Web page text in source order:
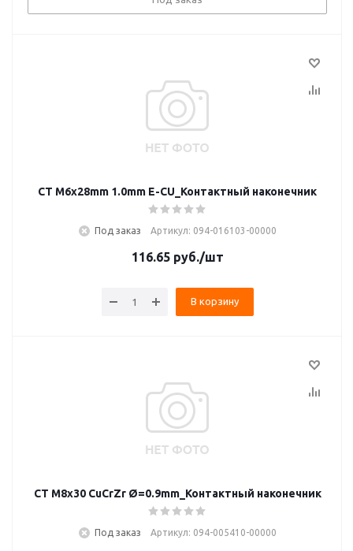
CT M6x28mm 1.0mm E-CU_Контактный наконечник
Под заказ Артикул: 094-016103-00000
116.65руб./шт
В корзину
CT M8x30 CuCrZr Ø=0.9mm_Контактный наконечник
Под заказ Артикул: 094-005410-00000